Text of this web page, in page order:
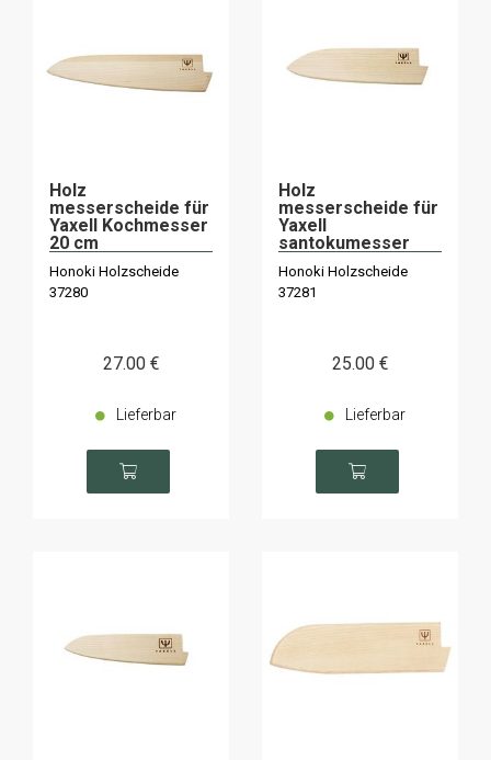
Holz
messerscheide für
Yaxell Kochmesser
20 cm
Honoki Holzscheide
37280
27.00 €
Lieferbar
Holz
messerscheide für
Yaxell
santokumesser
16,5 cm
Honoki Holzscheide
37281
25.00 €
Lieferbar